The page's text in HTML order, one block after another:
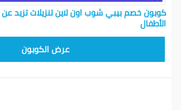
الأطفال
عرض الكوبون